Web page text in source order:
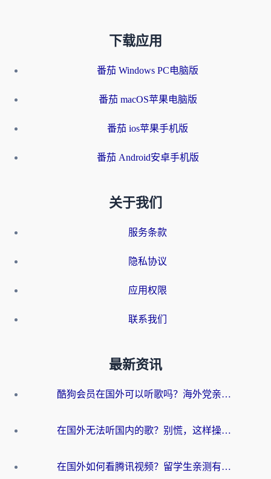
下载应用
番茄 Windows PC电脑版
番茄 macOS苹果电脑版
番茄 ios苹果手机版
番茄 Android安卓手机版
关于我们
服务条款
隐私协议
应用权限
联系我们
最新资讯
酷狗会员在国外可以听歌吗？海外党亲测有效：3步解决音乐权限难题
在国外无法听国内的歌？别慌，这样操作就能畅听QQ音乐（附亲测加速器推荐）
在国外如何看腾讯视频？留学生亲测有效的回国加速方案